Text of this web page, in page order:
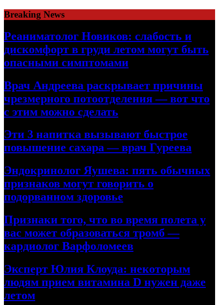
Skip
to
content
Breaking News
Реаниматолог Новиков: слабость и
дискомфорт в груди летом могут быть
опасными симптомами
Врач Андреева раскрывает причины
чрезмерного потоотделения — вот что
с этим можно сделать
Эти 3 напитка вызывают быстрое
повышение сахара — врач Гуреева
Эндокринолог Яушева: пять обычных
признаков могут говорить о
подорванном здоровье
Признаки того, что во время полета у
вас может образоваться тромб —
кардиолог Варфоломеев
Эксперт Юлия Клоуда: некоторым
людям прием витамина D нужен даже
летом